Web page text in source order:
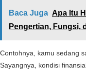
Baca Juga Apa Itu
Pengertian, Fungsi,
Contohnya, kamu sedang
Sayangnya, kondisi